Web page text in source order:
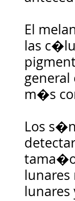
El
las
general
m�s
Los